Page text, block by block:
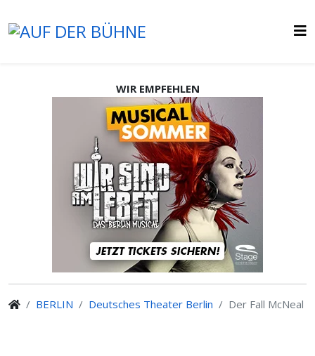
WIR EMPFEHLEN
BERLIN Deutsches Theater Berlin Der Fall McNeal